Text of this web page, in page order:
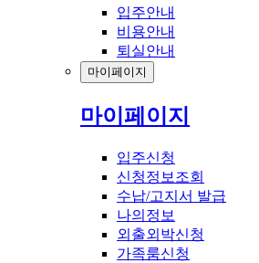
입주안내
비용안내
퇴실안내
마이페이지
마이페이지
입주신청
신청정보조회
수납/고지서 발급
나의정보
외출외박신청
가족룸신청